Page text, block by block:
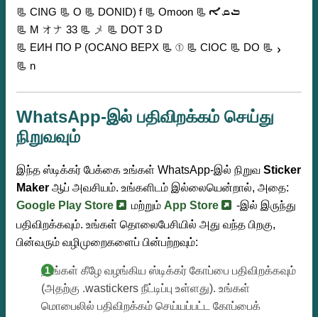
📃 CING 📃 O 📃 DONID) f 📃 Omoon
📃 ܒܩܐ
📃 M オナ 33 📃 メ 📃 DOT 3 D
📃 ЕИН ПО Р (OCANO BEPX 📃 ① 📃 CIOC 📃 DO
📃 ܝ
📃 n
WhatsApp-இல் பதிவிறக்கம் செய்து
நிறுவவும்
இந்த ஸ்டிக்கர் பேக்கை உங்கள் WhatsApp-இல் நிறுவ Sticker
Maker ஆப் அவசியம். உங்களிடம் இல்லையென்றால், அதை:
Google Play Store
மற்றும் App Store
-இல் இருந்து
பதிவிறக்கவும். உங்கள் தொலைபேசியில் அது வந்த பிறகு,
பின்வரும் வழிமுறைகளைப் பின்பற்றவும்:
நாங்கள் கீழே வழங்கிய ஸ்டிக்கர் கோப்பை பதிவிறக்கவும்
(அதற்கு .wastickers நீட்டிப்பு உள்ளது). உங்கள்
மொபைலில் பதிவிறக்கம் செய்யப்பட்ட கோப்பைக்